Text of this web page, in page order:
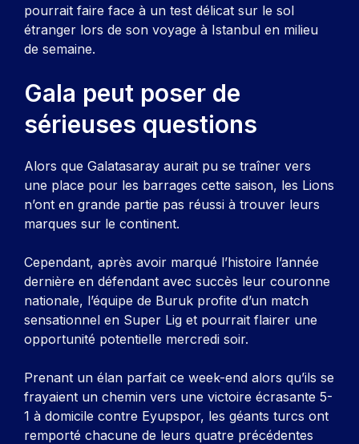
pourrait faire face à un test délicat sur le sol
étranger lors de son voyage à Istanbul en milieu
de semaine.
Gala peut poser de
sérieuses questions
Alors que Galatasaray aurait pu se traîner vers
une place pour les barrages cette saison, les Lions
n’ont en grande partie pas réussi à trouver leurs
marques sur le continent.
Cependant, après avoir marqué l’histoire l’année
dernière en défendant avec succès leur couronne
nationale, l’équipe de Buruk profite d’un match
sensationnel en Super Lig et pourrait flairer une
opportunité potentielle mercredi soir.
Prenant un élan parfait ce week-end alors qu’ils se
frayaient un chemin vers une victoire écrasante 5-
1 à domicile contre Eyupspor, les géants turcs ont
remporté chacune de leurs quatre précédentes